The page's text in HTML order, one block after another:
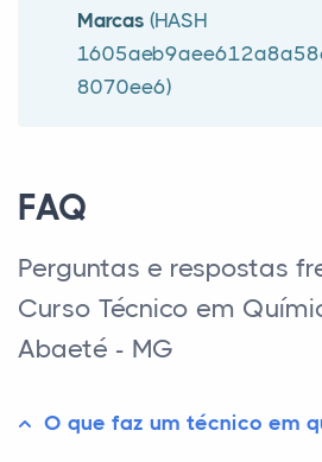
Marcas (HASH
8070ee6)
FAQ
Perguntas e respostas
Curso Técnico em
Abaeté - MG
O que faz um técnico em